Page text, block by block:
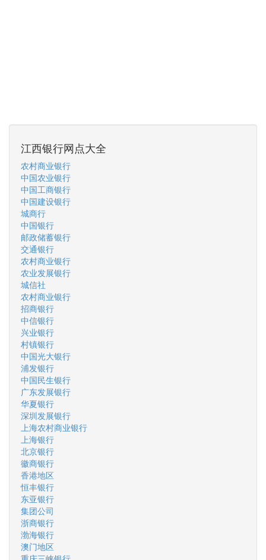
江西银行网点大全
农村商业银行
中国农业银行
中国工商银行
中国建设银行
城商行
中国银行
邮政储蓄银行
交通银行
农村商业银行
农业发展银行
城信社
农村商业银行
招商银行
中信银行
兴业银行
村镇银行
中国光大银行
浦发银行
中国民生银行
广东发展银行
华夏银行
深圳发展银行
上海农村商业银行
上海银行
北京银行
徽商银行
香港地区
恒丰银行
东亚银行
集团公司
浙商银行
渤海银行
澳门地区